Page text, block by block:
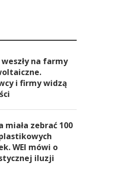
na farmy
i firmy widzą
miała zebrać 100
WEI mówi o
iluzji